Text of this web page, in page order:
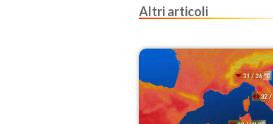
Altri articoli